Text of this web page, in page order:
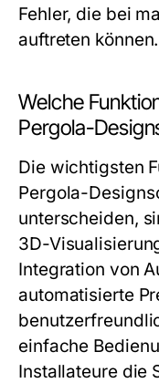
Fehler, die bei
auftreten können.
Welche
Pergola-
Die wichtigsten
Pergola-
unterscheiden,
3D-
Integration von
automatisierte
einfache
Installateure die